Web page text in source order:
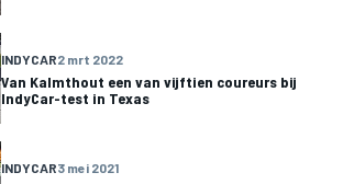
INDYCAR2 mrt 2022
Van Kalmthout een van vijftien coureurs bij
IndyCar-test in Texas
INDYCAR3 mei 2021